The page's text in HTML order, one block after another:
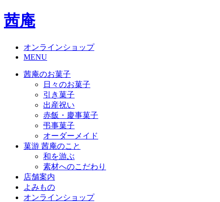
茜庵
オンラインショップ
MENU
茜庵のお菓子
日々のお菓子
引き菓子
出産祝い
赤飯・慶事菓子
弔事菓子
オーダーメイド
菓游 茜庵のこと
和を游ぶ
素材へのこだわり
店舗案内
よみもの
オンラインショップ